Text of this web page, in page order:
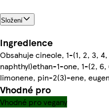
Složení
Ingredience
Obsahuje cineole, 1-(1, 2, 3,
naphthyl)ethan-1-one, 1-(2,
limonene, pin-2(3)-ene,
Vhodné pro
Vhodné pro vegany